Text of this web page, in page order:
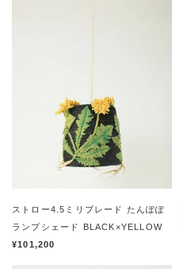
ストロー4.5ミリブレード たんぽぽ
ランプシェード BLACK×YELLOW
¥101,200